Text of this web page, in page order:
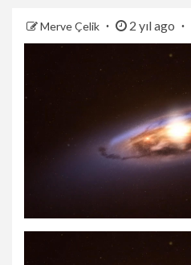
Merve Çelik 2 yıl ago